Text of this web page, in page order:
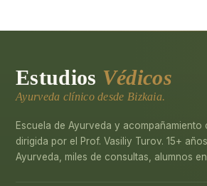
Estudios Védicos
Ayurveda clínico desde Bizkaia.
Escuela de Ayurveda y acompañamiento
dirigida por el Prof. Vasiliy Turov. 15+
Ayurveda, miles de consultas, alumnos